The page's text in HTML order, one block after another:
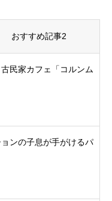
おすすめ記事2
古民家カフェ「コルンム
ンの子息が手がけるパ